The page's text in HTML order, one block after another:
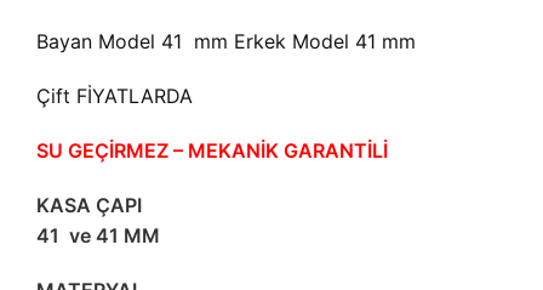
Bayan Model 41 mm Erkek Model 41 mm
Çift FİYATLARDA
SU GEÇİRMEZ – MEKANİK GARANTİLİ
KASA ÇAPI
41 ve 41 MM